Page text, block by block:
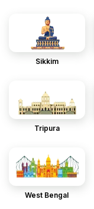
Sikkim
Tripura
West Bengal